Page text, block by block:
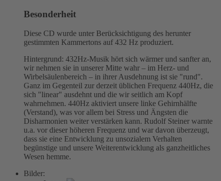
Besonderheit
Diese CD wurde unter Berücksichtigung des herunter
gestimmten Kammertons auf 432 Hz produziert.
Hintergrund: 432Hz-Musik hört sich wärmer und sanfter an,
wir nehmen sie in unserer Mitte wahr – im Herz- und
Wirbelsäulenbereich – in ihrer Ausdehnung ist sie "rund".
Ganz im Gegenteil zur derzeit üblichen Frequenz 440Hz, die
sich "linear" ausdehnt und die wir seitlich am Kopf
wahrnehmen. 440Hz aktiviert unsere linke Gehirnhälfte
(Verstand), was vor allem bei Stress und Ängsten die
Disharmonien weiter verstärken kann. Rudolf Steiner warnte
u.a. vor dieser höheren Frequenz und war davon überzeugt,
dass sie eine Entwicklung zu unsozialem Verhalten
begünstige und unsere Weiterentwicklung als ganzheitliches
Wesen hemme.
Bilder: